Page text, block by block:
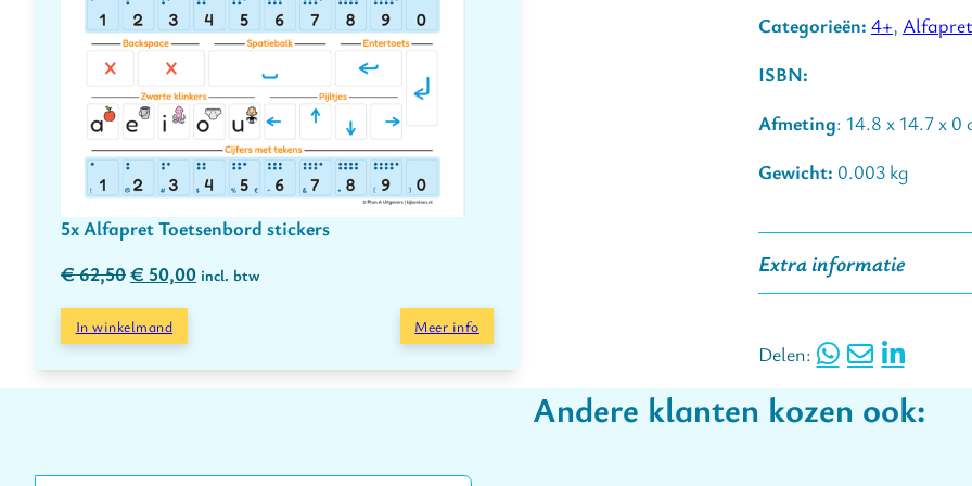
5x Alfapret Toetsenbord stickers
€62,50Oorspronkelijke prijs was: € 62,50.
€ 50,00Huidige prijs is: € 50,00.
incl. btw
In winkelmand Meer info
herkent je kind veel
klanken zoals kinderen
• Geschikt voor thuis en in
• Past ook op Chromebooks.
• De vinyl-stickers zijn
Inclusief 1 instructiekaart.
Wist je dat een
als kind een specifieke
toetsenbord stickers te
Categorieën: 4+, Alfapret
ISBN:
Afmeting: 14.8 x 14.7 x 0
Gewicht: 0.003 kg
Extra informatie
Delen:
Andere klanten kozen ook: